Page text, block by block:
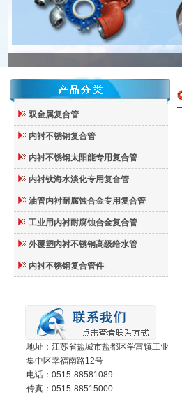
双金属复合管
内衬不锈钢复合管
内衬不锈钢太阳能专用复合管
内衬钛海水淡化专用复合管
油管内衬耐腐蚀合金专用复合管
工业用内衬耐腐蚀合金复合管
外覆塑内衬不锈钢高级给水管
内衬不锈钢复合管件
地址：江苏省盐城市盐都区学富镇工业
集中区幸福南路12号
电话：0515-88581089
传真：0515-88515000